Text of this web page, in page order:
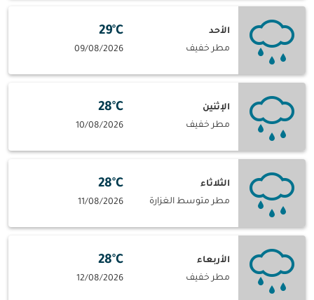
الأحد
مطر خفيف
29°C
09/08/2026
الإثنين
مطر خفيف
28°C
10/08/2026
الثلاثاء
مطر متوسط الغزارة
28°C
11/08/2026
الأربعاء
مطر خفيف
28°C
12/08/2026